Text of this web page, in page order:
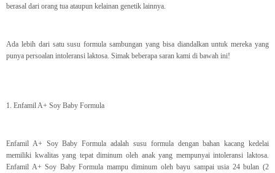
berasal dari orang tua ataupun kelainan genetik lainnya.
Ada lebih dari satu susu formula sambungan yang bisa diandalkan untuk mereka yang
punya persoalan intoleransi laktosa. Simak beberapa saran kami di bawah ini!
1. Enfamil A+ Soy Baby Formula
Enfamil A+ Soy Baby Formula adalah susu formula dengan bahan kacang kedelai
memiliki kwalitas yang tepat diminum oleh anak yang mempunyai intoleransi laktosa.
Enfamil A+ Soy Baby Formula mampu diminum oleh bayu sampai usia 24 bulan (2